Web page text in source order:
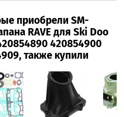
приобрели SM-
RAVE для Ski Doo
420854900
также купили